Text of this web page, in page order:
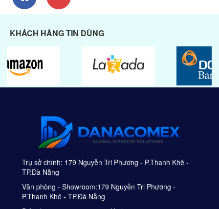
KHÁCH HÀNG TIN DÙNG
Trụ sở chính: 179 Nguyễn Tri Phương - P.Thanh Khê -
TP.Đà Nẵng
Văn phòng - Showroom:179 Nguyễn Tri Phương -
P.Thanh Khê - TP.Đà Nẵng